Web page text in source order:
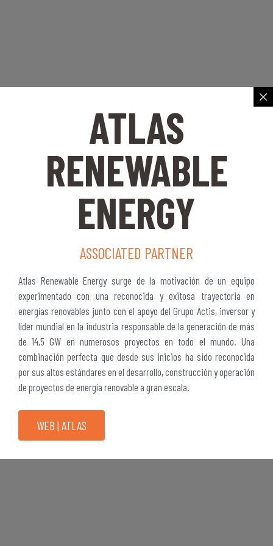
ATLAS
RENEWABLE
ENERGY
ASSOCIATED PARTNER
Atlas Renewable Energy surge de la motivación de un equipo
experimentado con una reconocida y exitosa trayectoria en
energías renovables junto con el apoyo del Grupo Actis, inversor y
líder mundial en la industria responsable de la generación de más
de 14,5 GW en numerosos proyectos en todo el mundo. Una
combinación perfecta que desde sus inicios ha sido reconocida
por sus altos estándares en el desarrollo, construcción y operación
de proyectos de energía renovable a gran escala.
WEB | ATLAS